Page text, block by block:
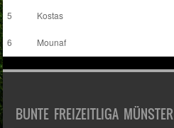
5 Kostas
6 Mounaf
BUNTE FREIZEITLIGA MÜNSTER